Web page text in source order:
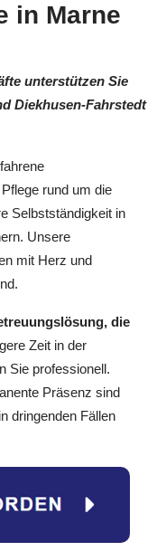
in Marne
unterstützen Sie
Diekhusen-Fahrstedt
rund um die
Selbstständigkeit in
Unsere
mit Herz und
die
Zeit in der
Sie professionell.
Präsenz sind
dringenden Fällen